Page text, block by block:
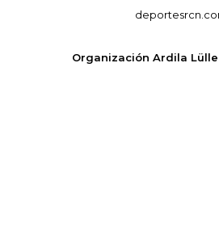
Organización Ardila